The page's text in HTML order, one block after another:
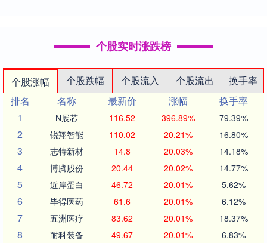
个股实时涨跌榜
个股涨幅 个股跌幅 个股流入 个股流出
换手率
排名
名称 最新价 涨幅
换手率
1
N展芯 116.52 396.89% 79.39%
2 锐翔智能 110.02 20.21% 16.80%
3 志特新材 14.8 20.03% 14.18%
4 博腾股份 20.44 20.02% 14.77%
5 近岸蛋白 46.72 20.01% 5.62%
6 毕得医药 61.6 20.01% 6.12%
7 五洲医疗 83.62 20.01% 18.37%
8 耐科装备 49.67 20.01% 6.83%